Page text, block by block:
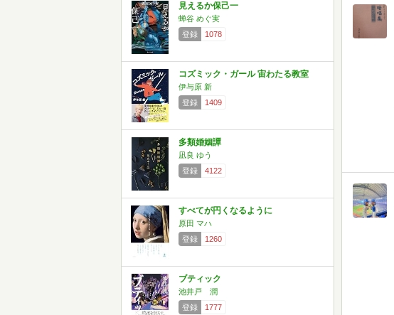
見えるか保己一
蝉谷 めぐ実
登録
1078
コズミック・ガール 宙わたる教室
伊与原 新
登録
1409
多類婚姻譚
凪良 ゆう
登録
4122
すべてが円くなるように
原田 マハ
登録
1260
ブティック
池井戸 潤
登録
1777